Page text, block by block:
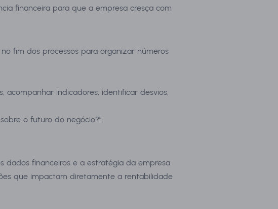
financeira para que a empresa cresça com
fim dos processos para organizar números
indicadores, identificar desvios,
o futuro do negócio?”.
dados financeiros e a estratégia da empresa.
que impactam diretamente a rentabilidade